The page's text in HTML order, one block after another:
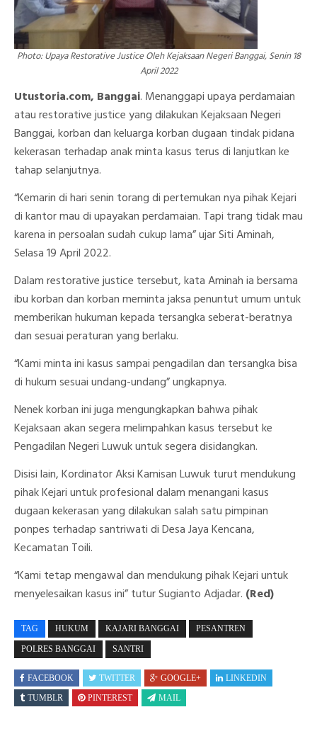
Photo: Upaya Restorative Justice Oleh Kejaksaan Negeri Banggai, Senin 18
April 2022
Utustoria.com, Banggai. Menanggapi upaya perdamaian
atau restorative justice yang dilakukan Kejaksaan Negeri
Banggai, korban dan keluarga korban dugaan tindak pidana
kekerasan terhadap anak minta kasus terus di lanjutkan ke
tahap selanjutnya.
“Kemarin di hari senin torang di pertemukan nya pihak Kejari
di kantor mau di upayakan perdamaian. Tapi trang tidak mau
karena in persoalan sudah cukup lama” ujar Siti Aminah,
Selasa 19 April 2022.
Dalam restorative justice tersebut, kata Aminah ia bersama
ibu korban dan korban meminta jaksa penuntut umum untuk
memberikan hukuman kepada tersangka seberat-beratnya
dan sesuai peraturan yang berlaku.
“Kami minta ini kasus sampai pengadilan dan tersangka bisa
di hukum sesuai undang-undang” ungkapnya.
Nenek korban ini juga mengungkapkan bahwa pihak
Kejaksaan akan segera melimpahkan kasus tersebut ke
Pengadilan Negeri Luwuk untuk segera disidangkan.
Disisi lain, Kordinator Aksi Kamisan Luwuk turut mendukung
pihak Kejari untuk profesional dalam menangani kasus
dugaan kekerasan yang dilakukan salah satu pimpinan
ponpes terhadap santriwati di Desa Jaya Kencana,
Kecamatan Toili.
“Kami tetap mengawal dan mendukung pihak Kejari untuk
menyelesaikan kasus ini” tutur Sugianto Adjadar. (Red)
TAG HUKUM KAJARI BANGGAI PESANTREN
POLRES BANGGAI SANTRI
FACEBOOK TWITTER GOOGLE+
LINKEDIN
TUMBLR
PINTEREST MAIL